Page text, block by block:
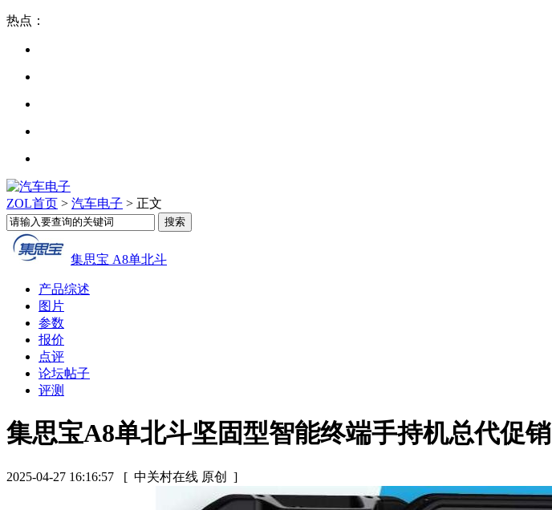
热点：
ZOL首页 > 汽车电子 > 正文
集思宝 A8单北斗
产品综述
图片
参数
报价
点评
论坛帖子
评测
集思宝A8单北斗坚固型智能终端手持机总代促销
2025-04-27 16:16:57 [ 中关村在线 原创 ]